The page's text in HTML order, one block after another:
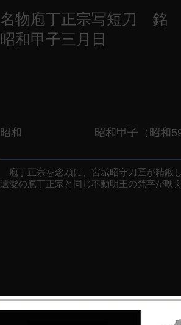
名物庖丁正宗写短刀 銘
昭和甲子三月日
昭和 昭和甲子（昭和59
庖丁正宗を念頭に、宮城昭守刀匠が精鍛
遺愛の庖丁正宗と同じ不動明王の梵字が映え